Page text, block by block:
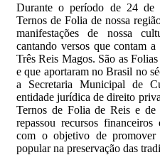
Durante o período de 24 de
Ternos de Folia de nossa
manifestações de nossa
cantando versos que contam
Três Reis Magos. São as
e que aportaram no Brasil no
a Secretaria Municipal de
entidade jurídica de direito
Ternos de Folia de Reis e de
repassou recursos
com o objetivo de promover
popular na preservação das